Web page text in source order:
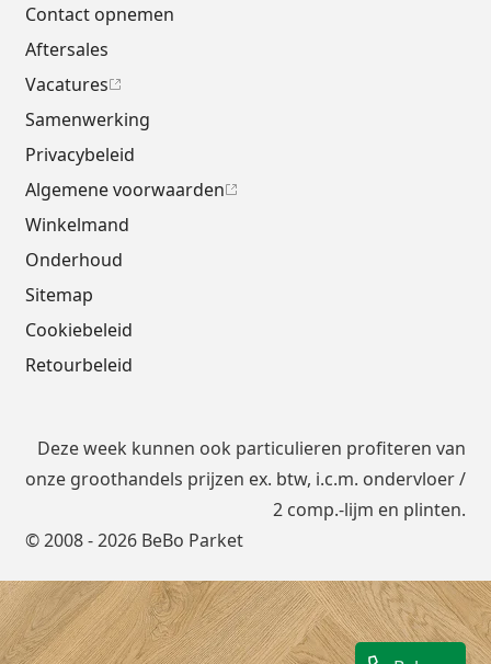
Contact opnemen
Aftersales
Vacatures
Samenwerking
Privacybeleid
Algemene voorwaarden
Winkelmand
Onderhoud
Sitemap
Cookiebeleid
Retourbeleid
© 2008 - 2026 BeBo Parket
Deze week kunnen ook particulieren profiteren van
onze groothandels prijzen ex. btw, i.c.m. ondervloer/
2 comp.-lijm en plinten.